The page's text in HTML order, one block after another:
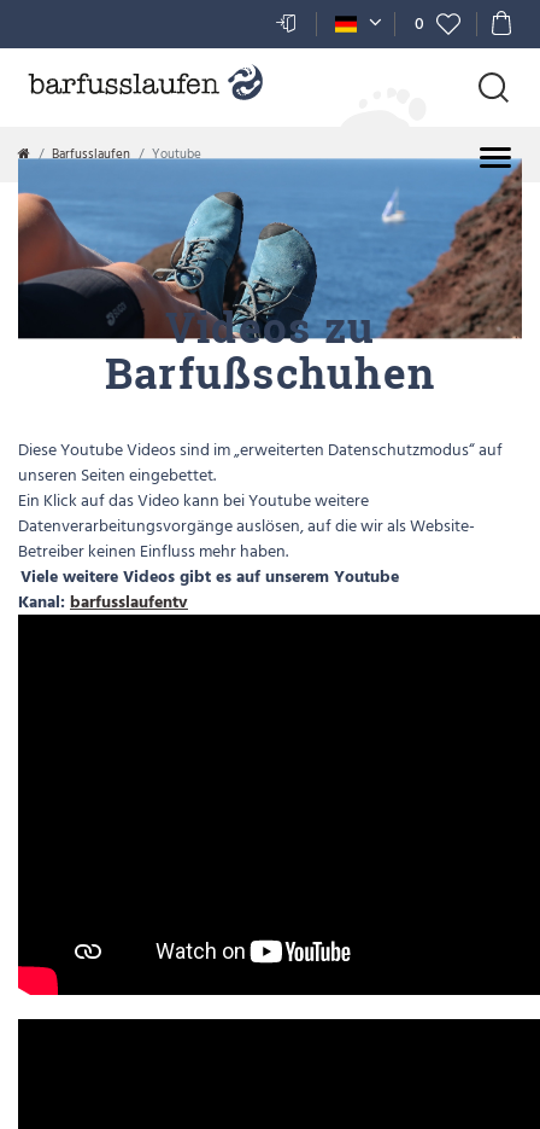
0
Barfusslaufen Youtube
Videos zu
Barfußschuhen
Diese Youtube Videos sind im „erweiterten Datenschutzmodus“ auf
unseren Seiten eingebettet.
Ein Klick auf das Video kann bei Youtube weitere
Datenverarbeitungsvorgänge auslösen, auf die wir als Website-
Betreiber keinen Einfluss mehr haben.
Viele weitere Videos gibt es auf unserem Youtube
Kanal: barfusslaufentv